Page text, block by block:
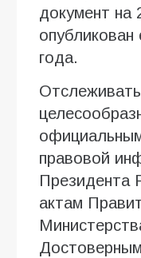
документ на
года.
правовой
Президента
актам